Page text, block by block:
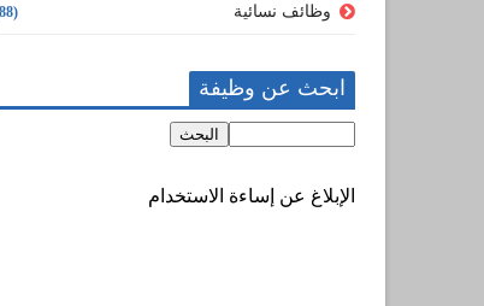
وظائف نسائية (88)
ابحث عن وظيفة
الإبلاغ عن إساءة الاستخدام